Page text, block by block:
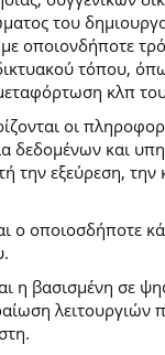
του
οποιονδήποτε
τόπου,
κλπ
οι
δεδομένων και
την εξεύρεση,
ο οποιοσδήποτε
η βασισμένη σε
λειτουργιών